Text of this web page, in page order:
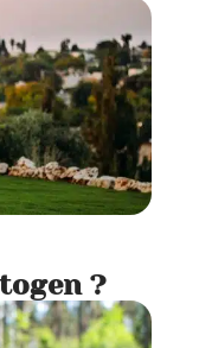
?